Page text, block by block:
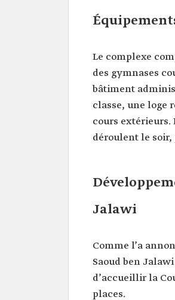
Le complexe
des gymnases
bâtiment
classe, une loge
cours extérieurs.
déroulent le soir,
Jalawi
Comme l’a
Saoud ben
d’accueillir la
places.